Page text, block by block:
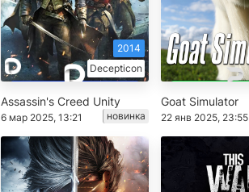
Decepticon
2014
Assassin's Creed Unity
6 мар 2025, 13:21 новинка
Goat Simulator
22 янв 2025, 23:55